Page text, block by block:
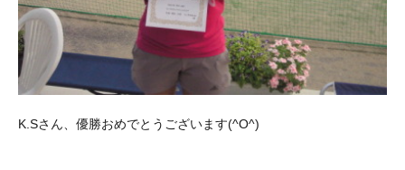
K.Sさん、優勝おめでとうございます(^O^)